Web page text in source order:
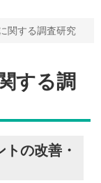
関する調査研究
する調
の改善・